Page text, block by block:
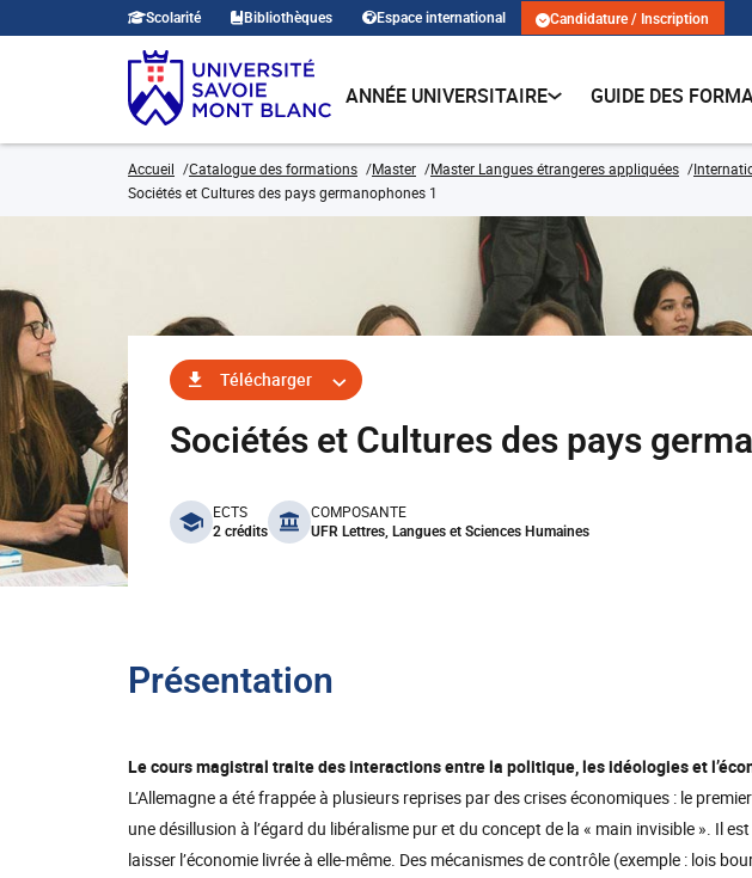
Scolarité Bibliothèques Espace international Candidature / Inscription
ANNÉE UNIVERSITAIRE GUIDE DES
Accueil Catalogue des formations Master Master Langues étrangeres appliquées
Sociétés et Cultures des pays germanophones 1
Télécharger
Sociétés et Cultures des pays
benefits
ECTS
2 crédits
COMPOSANTE
UFR Lettres, Langues et Sciences Humaines
Présentation
Le coursmagistral traite desinteractionsentre la politique, les idéologies et
L’Allemagne a été frappée à plusieurs reprises par des crises économiques : le
une désillusion à l’égard du libéralisme pur et du concept de la « main invisible ». Il
laisser l’économie livrée à elle-même. Des mécanismes de contrôle (exemple : lois